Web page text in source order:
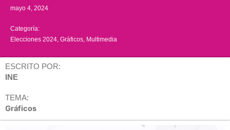
mayo 4, 2024
Categoría:
Elecciones 2024 Gráficos Multimedia
ESCRITO POR:
INE
TEMA:
Gráficos